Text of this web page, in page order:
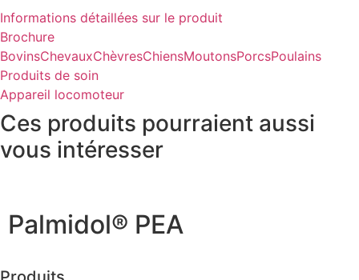
Informations détaillées sur le produit
Brochure
BovinsChevauxChèvresChiensMoutonsPorcsPoulains
Produits de soin
Appareil locomoteur
Ces produits pourraient aussi
vous intéresser
Palmidol® PEA